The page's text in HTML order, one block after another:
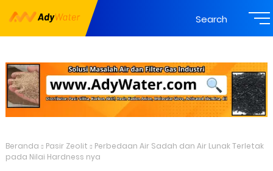
Search
Beranda Pasir Zeolit
Perbedaan Air Sadah dan Air Lunak Terletak
pada Nilai Hardness nya